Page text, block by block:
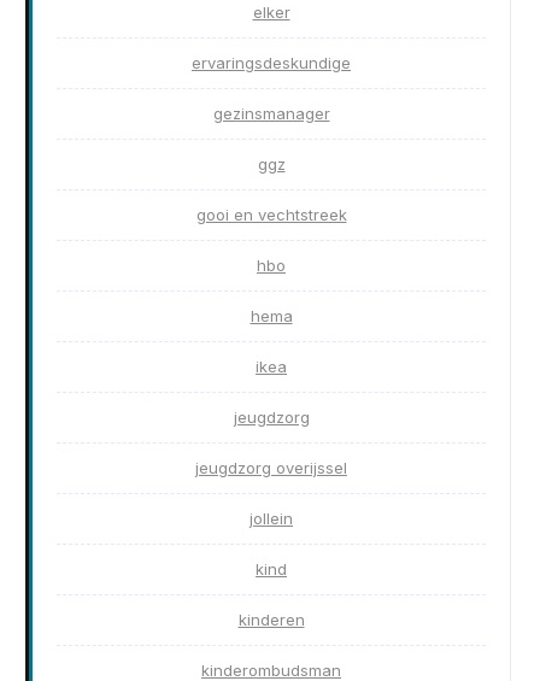
elker
ervaringsdeskundige
gezinsmanager
ggz
gooi en vechtstreek
hbo
hema
ikea
jeugdzorg
jeugdzorg overijssel
jollein
kind
kinderen
kinderombudsman